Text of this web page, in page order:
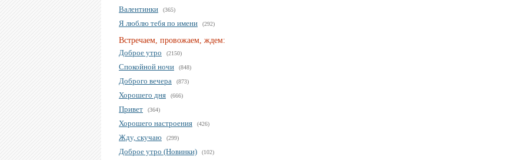
Валентинки (365)
Я люблю тебя по имени (292)
Встречаем, провожаем, ждем:
Доброе утро
(2150)
Спокойной ночи (848)
Доброго вечера (873)
Хорошего дня (666)
Привет (364)
Хорошего настроения (426)
Жду, скучаю (299)
Доброе утро (Новинки) (102)